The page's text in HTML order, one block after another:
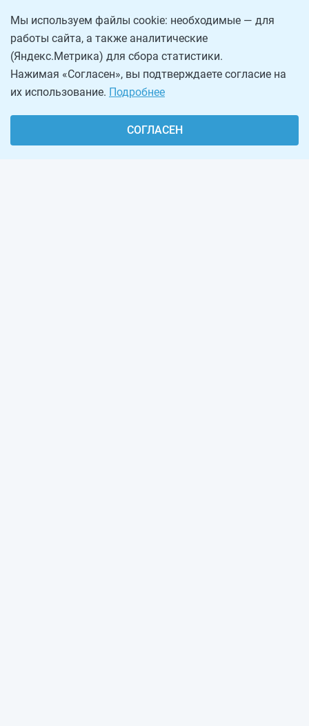
Мы используем файлы cookie: необходимые — для
работы сайта, а также аналитические
(Яндекс.Метрика) для сбора статистики.
Нажимая «Согласен», вы подтверждаете согласие на
их использование. Подробнее
СОГЛАСЕН